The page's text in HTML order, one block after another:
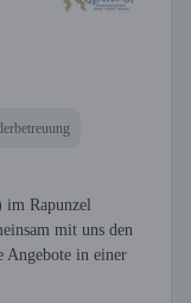
im Rapunzel
mit uns den
Angebote in einer